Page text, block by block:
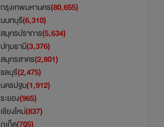
กรุงเทพมหานคร(80,655)
นนทบุรี(6,310)
สมุทรปราการ(5,634)
ปทุมธานี(3,376)
สมุทรสาคร(2,801)
ชลบุรี(2,475)
นครปฐม(1,912)
ระยอง(965)
เชียงใหม่(837)
ภูเก็ต(705)